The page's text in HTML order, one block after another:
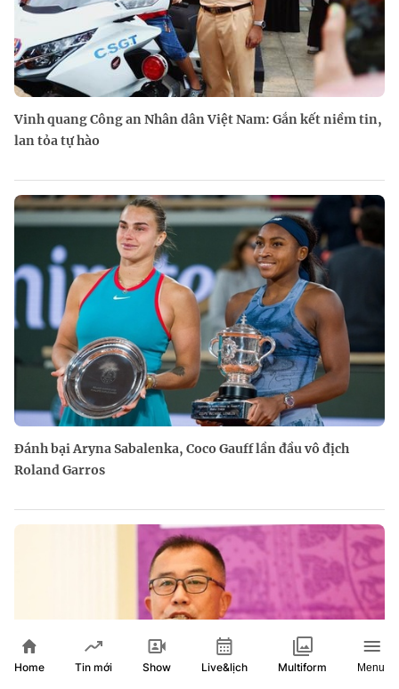
Vinh quang Công an Nhân dân Việt Nam: Gắn kết niềm tin,
lan tỏa tự hào
Đánh bại Aryna Sabalenka, Coco Gauff lần đầu vô địch
Roland Garros
Home Tin mới Show Live&lịch Multiform Menu